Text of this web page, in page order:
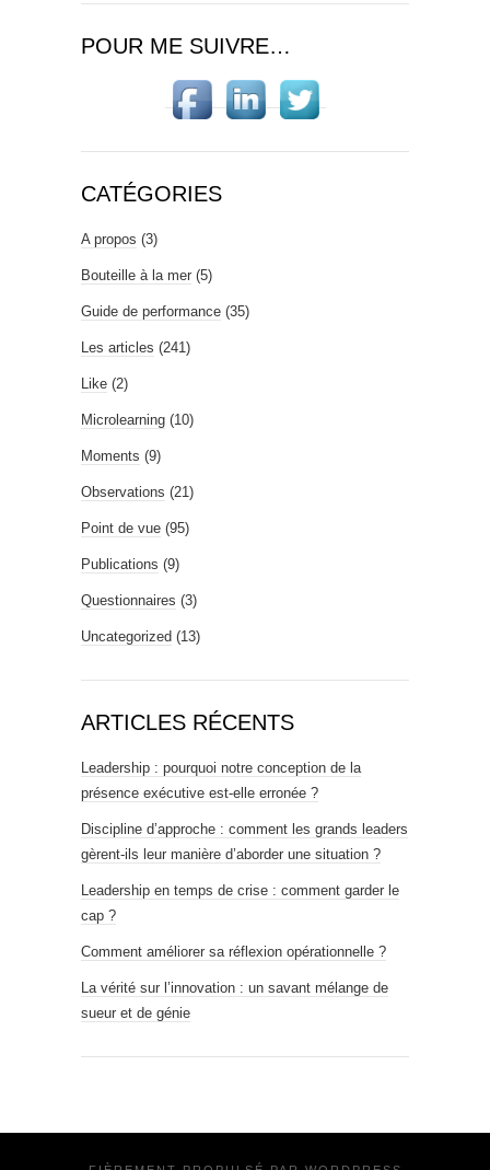
POUR ME SUIVRE…
CATÉGORIES
A propos (3)
Bouteille à la mer (5)
Guide de performance (35)
Les articles (241)
Like (2)
Microlearning (10)
Moments (9)
Observations (21)
Point de vue (95)
Publications (9)
Questionnaires (3)
Uncategorized (13)
ARTICLES RÉCENTS
Leadership : pourquoi notre conception de la
présence exécutive est-elle erronée ?
Discipline d’approche : comment les grands leaders
gèrent-ils leur manière d’aborder une situation ?
Leadership en temps de crise : comment garder le
cap ?
Comment améliorer sa réflexion opérationnelle ?
La vérité sur l’innovation : un savant mélange de
sueur et de génie